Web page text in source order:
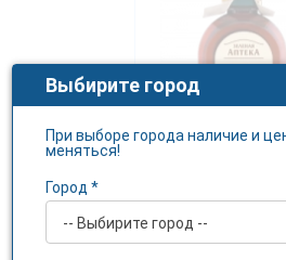
крапива 350мл
Выбирите город
При выборе города наличие и
меняться!
Город *
-- Выбирите город --